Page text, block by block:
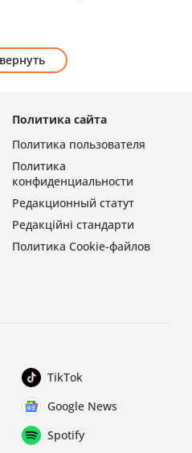
Политика сайта
Политика пользователя
Политика
конфиденциальности
Редакционный статут
Редакційні стандарти
Политика Cookie-файлов
TikTok
Google News
Spotify